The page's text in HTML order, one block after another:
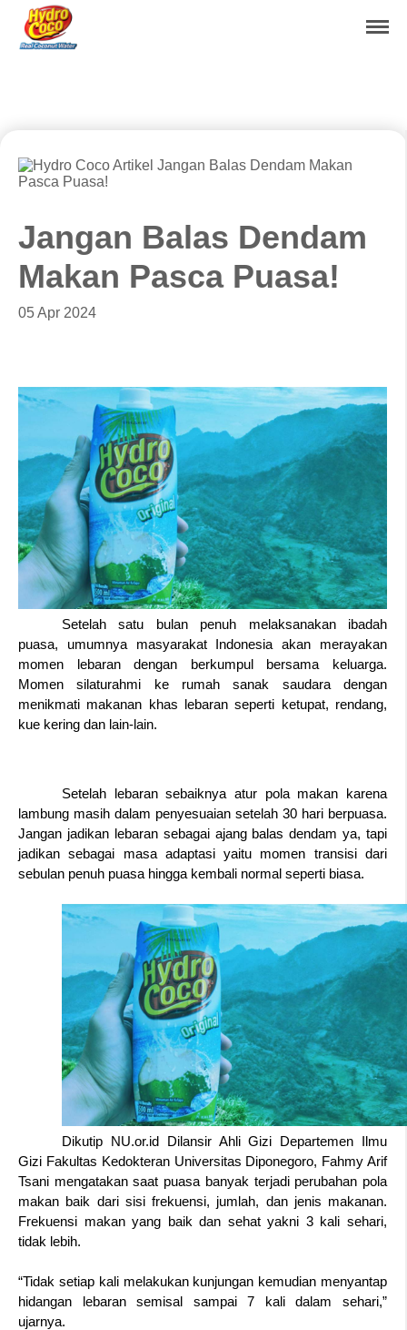
Artikel
Gallery
Contact
Jangan Balas Dendam
Makan Pasca Puasa!
05 Apr 2024
Setelah satu bulan penuh melaksanakan ibadah
puasa, umumnya masyarakat Indonesia akan merayakan
momen lebaran dengan berkumpul bersama keluarga.
Momen silaturahmi ke rumah sanak saudara dengan
menikmati makanan khas lebaran seperti ketupat, rendang,
kue kering dan lain-lain.
Setelah lebaran sebaiknya atur pola makan karena
lambung masih dalam penyesuaian setelah 30 hari berpuasa.
Jangan jadikan lebaran sebagai ajang balas dendam ya, tapi
jadikan sebagai masa adaptasi yaitu momen transisi dari
sebulan penuh puasa hingga kembali normal seperti biasa.
Dikutip NU.or.id Dilansir Ahli Gizi Departemen Ilmu
Gizi Fakultas Kedokteran Universitas Diponegoro, Fahmy Arif
Tsani mengatakan saat puasa banyak terjadi perubahan pola
makan baik dari sisi frekuensi, jumlah, dan jenis makanan.
Frekuensi makan yang baik dan sehat yakni 3 kali sehari,
tidak lebih.
“Tidak setiap kali melakukan kunjungan kemudian menyantap
hidangan lebaran semisal sampai 7 kali dalam sehari,”
ujarnya.